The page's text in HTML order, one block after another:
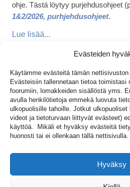
Evästeiden
Käytämme evästeitä tämän
Evästeisiin tallennetaan tietoa
foorumiin, lomakkeiden sisällöstä yms.
avulla henkilötietoja emmekä luovuta
ulkopuolisille tahoille. Jotkut ulkopuoliset
videot ja tietoturvaan liittyvät evästeet)
käyttöä. Mikäli et hyväksy evästeitä
huonosti tai ei ollenkaan tällä nettisivulla.
Hyväksy
ohje. Tästä löytyy purjehdusohjeet
1&2/2026, purhjehdusohjeet.
DF65 LINKIT
DF65 Kilpailukalenteri
DF65 Kilpailukutsut
DF65 Tulokset
DF65 venerekisteri
DF65 purjenumerohakemus
DF65 arkisto
Niksejä ja neuvoja